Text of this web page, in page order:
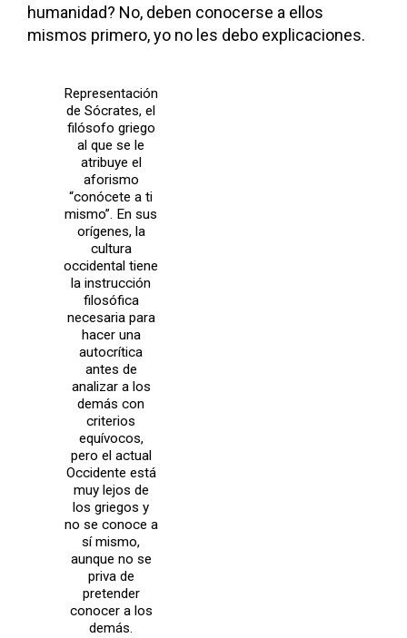
humanidad? No, deben conocerse a ellos
mismos primero, yo no les debo explicaciones.
Representación
de Sócrates, el
filósofo griego
al que se le
atribuye el
aforismo
“conócete a ti
mismo”. En sus
orígenes, la
cultura
occidental tiene
la instrucción
filosófica
necesaria para
hacer una
autocrítica
antes de
analizar a los
demás con
criterios
equívocos,
pero el actual
Occidente está
muy lejos de
los griegos y
no se conoce a
sí mismo,
aunque no se
priva de
pretender
conocer a los
demás.